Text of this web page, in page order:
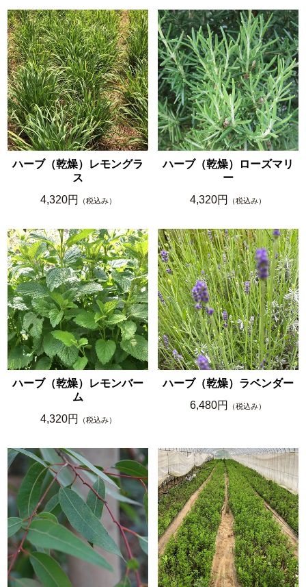
ハーブ（乾燥）レモングラ
ス
4,320円
（税込み）
ハーブ（乾燥）ローズマリ
ー
4,320円
（税込み）
ハーブ（乾燥）レモンバー
ム
4,320円
（税込み）
ハーブ（乾燥）ラベンダー
6,480円
（税込み）